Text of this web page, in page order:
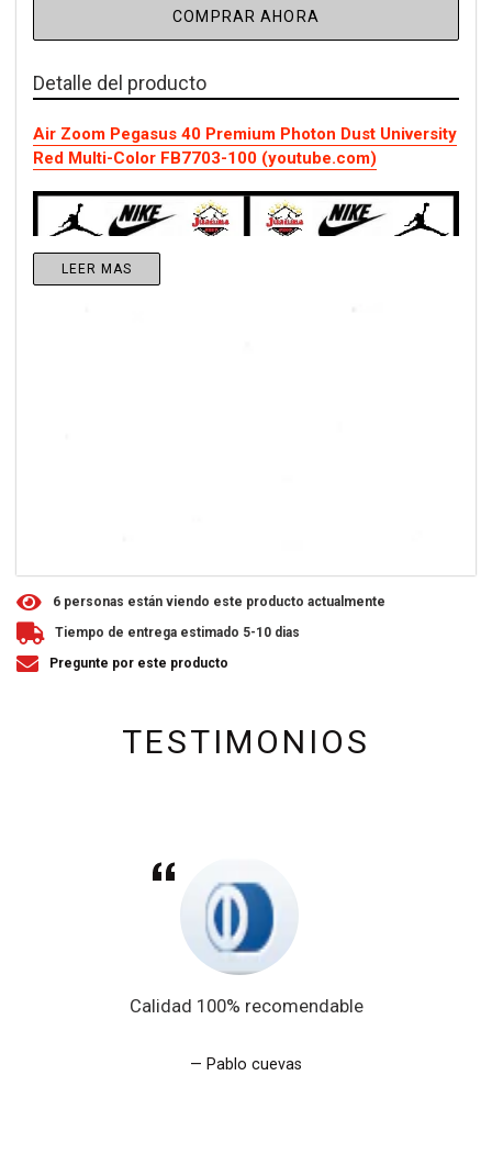
COMPRAR AHORA
Detalle del producto
Air Zoom Pegasus 40 Premium Photon Dust University
Red Multi-Color FB7703-100 (youtube.com)
LEER MAS
6 personas están viendo este producto actualmente
Tiempo de entrega estimado 5-10 dias
Pregunte por este producto
TESTIMONIOS
Calidad 100% recomendable
Pablo cuevas